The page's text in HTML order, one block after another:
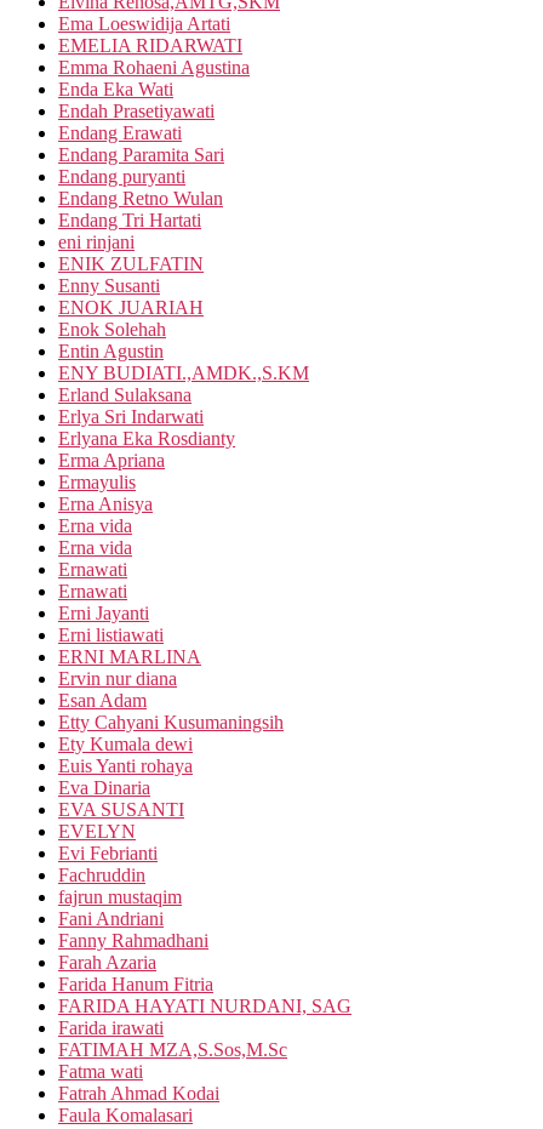
Ema Loeswidija Artati
EMELIA RIDARWATI
Emma Rohaeni Agustina
Enda Eka Wati
Endah Prasetiyawati
Endang Erawati
Endang Paramita Sari
Endang puryanti
Endang Retno Wulan
Endang Tri Hartati
eni rinjani
ENIK ZULFATIN
Enny Susanti
ENOK JUARIAH
Enok Solehah
Entin Agustin
ENY BUDIATI.,AMDK.,S.KM
Erland Sulaksana
Erlya Sri Indarwati
Erlyana Eka Rosdianty
Erma Apriana
Ermayulis
Erna Anisya
Erna vida
Erna vida
Ernawati
Ernawati
Erni Jayanti
Erni listiawati
ERNI MARLINA
Ervin nur diana
Esan Adam
Etty Cahyani Kusumaningsih
Ety Kumala dewi
Euis Yanti rohaya
Eva Dinaria
EVA SUSANTI
EVELYN
Evi Febrianti
Fachruddin
fajrun mustaqim
Fani Andriani
Fanny Rahmadhani
Farah Azaria
Farida Hanum Fitria
FARIDA HAYATI NURDANI, SAG
Farida irawati
FATIMAH MZA,S.Sos,M.Sc
Fatma wati
Fatrah Ahmad Kodai
Faula Komalasari